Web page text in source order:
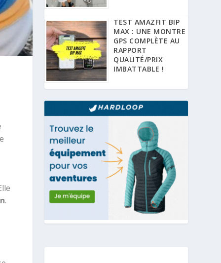
.
TEST AMAZFIT BIP
MAX : UNE MONTRE
GPS COMPLÈTE AU
RAPPORT
QUALITÉ/PRIX
IMBATTABLE !